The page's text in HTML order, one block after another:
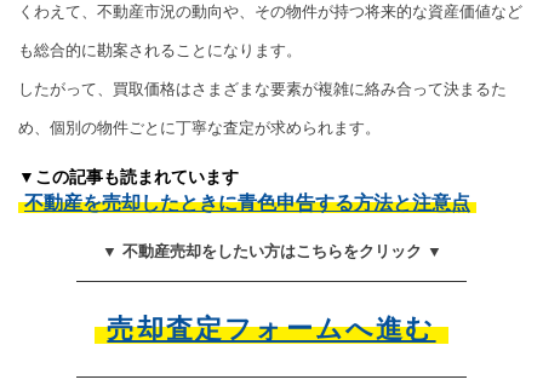
くわえて、不動産市況の動向や、その物件が持つ将来的な資産価値など
も総合的に勘案されることになります。
したがって、買取価格はさまざまな要素が複雑に絡み合って決まるた
め、個別の物件ごとに丁寧な査定が求められます。
▼この記事も読まれています
不動産を売却したときに青色申告する方法と注意点
▼ 不動産売却をしたい方はこちらをクリック ▼
売却査定フォームへ進む